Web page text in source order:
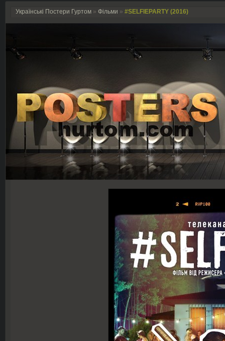
Українські Постери Гуртом » Фільми » #SELFIEPARTY (2016)